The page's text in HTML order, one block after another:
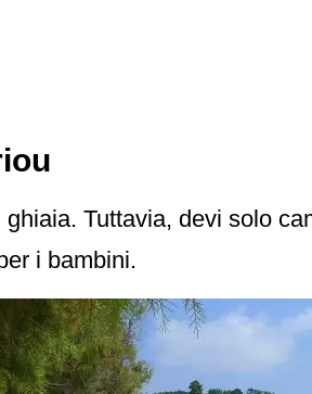
Tuttavia, devi solo
i bambini.